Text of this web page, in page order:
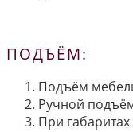
ПОДЪЁМ:
Подъём
Ручной
При